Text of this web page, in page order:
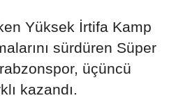
Yüksek İrtifa Kamp
sürdüren Süper
üçüncü
kazandı.